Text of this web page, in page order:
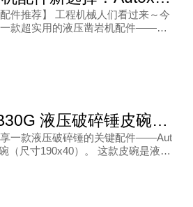
配件推荐】 工程机械人们看过来～今
款超实用的液压凿岩机配件——Aut
高压款，尺寸是90x18哦～ 从
Autox HB30G 液压破碎锤皮碗，工程机械人看过来～
一款液压破碎锤的关键配件——Aut
190x40）。 这款皮碗是液压
成部分，质量稳定，能为破碎锤的